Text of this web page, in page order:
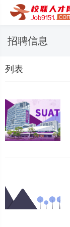
招聘信息
列表